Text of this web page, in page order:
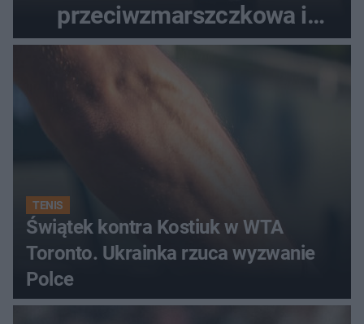
przeciwzmarszczkowa i
regenerująca
TENIS
Świątek kontra Kostiuk w WTA
Toronto. Ukrainka rzuca wyzwanie
Polce